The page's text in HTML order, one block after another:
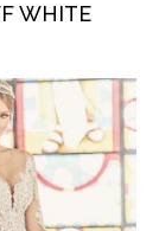
WHITE